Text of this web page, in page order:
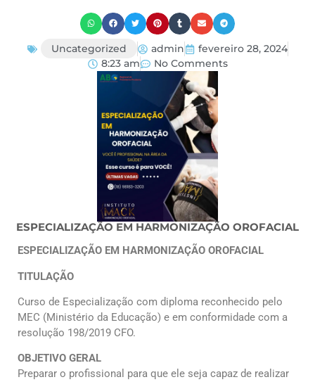
Uncategorized admin
fevereiro 28, 2024
8:23 am
No Comments
ESPECIALIZAÇÃO EM HARMONIZAÇÃO OROFACIAL
ESPECIALIZAÇÃO EM HARMONIZAÇÃO OROFACIAL
TITULAÇÃO
Curso de Especialização com diploma reconhecido pelo
MEC (Ministério da Educação) e em conformidade com a
resolução 198/2019 CFO.
OBJETIVO GERAL
Preparar o profissional para que ele seja capaz de realizar